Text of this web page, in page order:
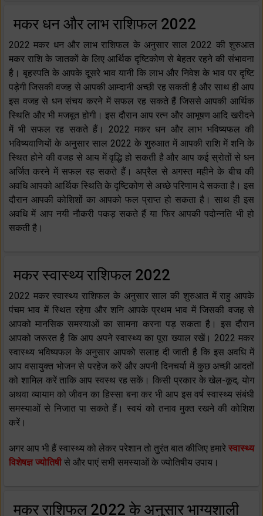
मकर धन और लाभ राशिफल 2022
2022 मकर धन और लाभ राशिफल के अनुसार साल 2022 की शुरुआत
मकर राशि के जातकों के लिए आर्थिक दृष्टिकोण से बेहतर रहने की संभावना
है। बृहस्पति के आपके दूसरे भाव यानी कि लाभ और निवेश के भाव पर दृष्टि
पड़ेगी जिसकी वजह से आपकी आम्दानी अच्छी रह सकती है और साथ ही आप
इस वजह से धन संचय करने में सफल रह सकते हैं जिससे आपकी आर्थिक
स्थिति और भी मजबूत होगी। इस दौरान आप रत्न और आभूषण आदि खरीदने
में भी सफल रह सकते हैं। 2022 मकर धन और लाभ भविष्यफल की
भविष्यवाणियों के अनुसार साल 2022 के शुरुआत में आपकी राशि में शनि के
स्थित होने की वजह से आय में वृद्धि हो सकती है और आप कई स्रोतों से धन
अर्जित करने में सफल रह सकते हैं। अप्रैल से अगस्त महीने के बीच की
अवधि आपको आर्थिक स्थिति के दृष्टिकोण से अच्छे परिणाम दे सकता है। इस
दौरान आपकी कोशिशों का आपको फल प्राप्त हो सकता है। साथ ही इस
अवधि में आप नयी नौकरी पकड़ सकते हैं या फिर आपकी पदोन्नति भी हो
सकती है।
मकर स्वास्थ्य राशिफल 2022
2022 मकर स्वास्थ्य राशिफल के अनुसार साल की शुरुआत में राहु आपके
पंचम भाव में स्थित रहेगा और शनि आपके प्रथम भाव में जिसकी वजह से
आपको मानसिक समस्याओं का सामना करना पड़ सकता है। इस दौरान
आपको जरूरत है कि आप अपने स्वास्थ्य का पूरा ख्याल रखें। 2022 मकर
स्वास्थ्य भविष्यफल के अनुसार आपको सलाह दी जाती है कि इस अवधि में
आप वसायुक्त भोजन से परहेज करें और अपनी दिनचर्या में कुछ अच्छी आदतों
को शामिल करें ताकि आप स्वस्थ रह सकें। किसी प्रकार के खेल-कूद, योग
अथवा व्यायाम को जीवन का हिस्सा बना कर भी आप इस वर्ष स्वास्थ्य संबंधी
समस्याओं से निजात पा सकते हैं। स्वयं को तनाव मुक्त रखने की कोशिश
करें।
अगर आप भी हैं स्वास्थ्य को लेकर परेशान तो तुरंत बात कीजिए हमारे स्वास्थ्य
विशेषज्ञ ज्योतिषीसे और पाएं सभी समस्याओं के ज्योतिषीय उपाय।
मकर राशिफल 2022 के अनुसार भाग्यशाली